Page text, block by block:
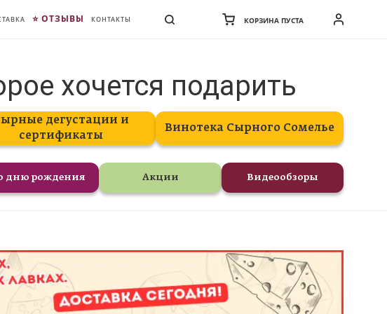
ОТЗЫВЫ КОНТАКТЫ КОРЗИНА ПУСТА
хочется подарить
дегустации и
сертификаты
Винотека Сырного Сомелье
дню рождения Акции Видеообзоры